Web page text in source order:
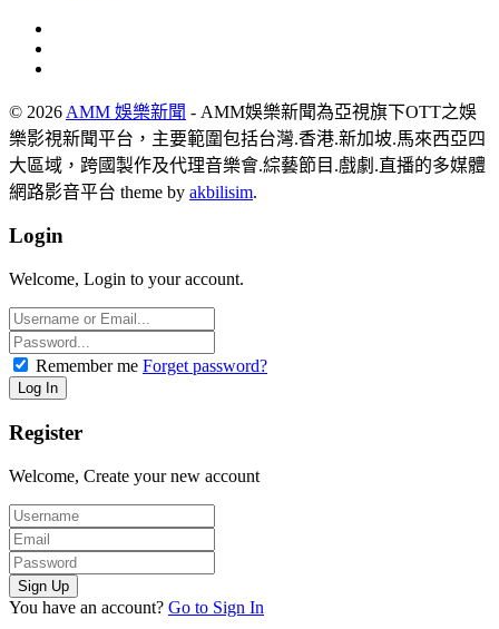
© 2026 AMM 娛樂新聞 - AMM娛樂新聞為亞視旗下OTT之娛
樂影視新聞平台，主要範圍包括台灣.香港.新加坡.馬來西亞四
大區域，跨國製作及代理音樂會.綜藝節目.戲劇.直播的多媒體
網路影音平台 theme by akbilisim.
Login
Welcome, Login to your account.
Remember me Forget password?
Register
Welcome, Create your new account
You have an account? Go to Sign In